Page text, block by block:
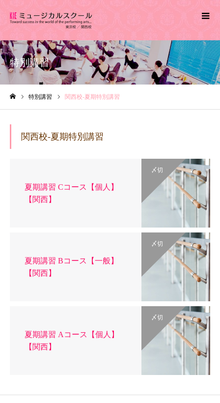
特別講習
特別講習 関西校-夏期特別講習
関西校-夏期特別講習
〆切
夏期講習 Cコース【個人】
【関西】
〆切
夏期講習 Bコース【一般】
【関西】
〆切
夏期講習 Aコース【個人】
【関西】